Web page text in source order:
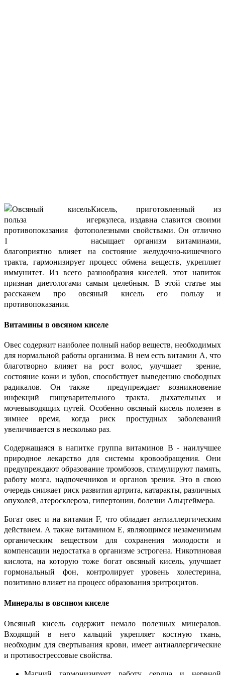
Кисель, приготовленный из
геркулеса, издавна славится своими
полезными свойствами. Он отлично
насыщает организм витаминами,
благоприятно влияет на состояние желудочно-кишечного
тракта, гармонизирует процесс обмена веществ, укрепляет
иммунитет. Из всего разнообразия киселей, этот напиток
признан диетологами самым целебным. В этой статье мы
расскажем про овсяный кисель его пользу и
противопоказания.
Витамины в овсяном киселе
Овес содержит наиболее полный набор веществ, необходимых
для нормальной работы организма. В нем есть витамин А, что
благотворно влияет на рост волос, улучшает зрение,
состояние кожи и зубов, способствует выведению свободных
радикалов. Он также предупреждает возникновение
инфекций пищеварительного тракта, дыхательных и
мочевыводящих путей. Особенно овсяный кисель полезен в
зимнее время, когда риск простудных заболеваний
увеличивается в несколько раз.
Содержащаяся в напитке группа витаминов В - наилучшее
природное лекарство для системы кровообращения. Они
предупреждают образование тромбозов, стимулируют память,
работу мозга, надпочечников и органов зрения. Это в свою
очередь снижает риск развития артрита, катаракты, различных
опухолей, атеросклероза, гипертонии, болезни Альцгеймера.
Богат овес и на витамин F, что обладает антиаллергическим
действием. А также витамином Е, являющимся незаменимым
органическим веществом для сохранения молодости и
компенсации недостатка в организме эстрогена. Никотиновая
кислота, на которую тоже богат овсяный кисель, улучшает
гормональный фон, контролирует уровень холестерина,
позитивно влияет на процесс образования эритроцитов.
Минералы в овсяном киселе
Овсяный кисель содержит немало полезных минералов.
Входящий в него кальций укрепляет костную ткань,
необходим для свертывания крови, имеет антиаллергические
и противострессовые свойства.